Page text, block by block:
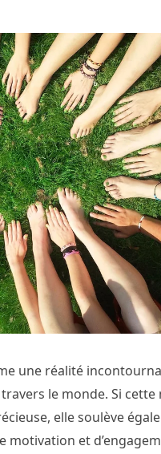
une réalité
le monde. Si
elle soulève
motivation et